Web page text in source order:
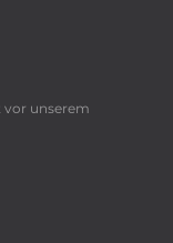
vor unserem